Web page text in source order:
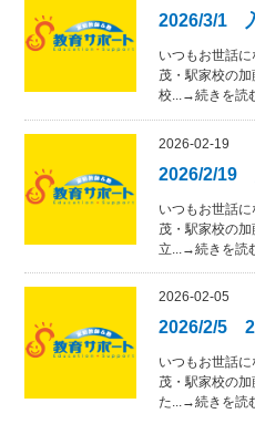
2026/3/1
いつもお世話
茂・駅家校の
校...→続きを読
2026-02-19
2026/2/19
いつもお世話
茂・駅家校の
立...→続きを読
2026-02-05
2026/2/5 2
いつもお世話
茂・駅家校の
た...→続きを読